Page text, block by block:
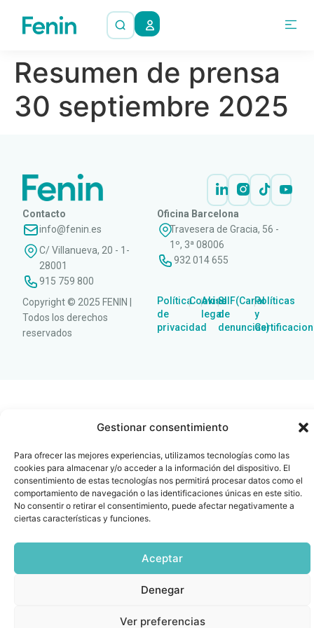
Gestionar consentimiento
Para ofrecer las mejores experiencias, utilizamos tecnologías como las
cookies para almacenar y/o acceder a la información del dispositivo. El
consentimiento de estas tecnologías nos permitirá procesar datos como el
comportamiento de navegación o las identificaciones únicas en este sitio.
No consentir o retirar el consentimiento, puede afectar negativamente a
ciertas características y funciones.
Aceptar
Denegar
Ver preferencias
Resumen de prensa
30 septiembre 2025
Contacto
info@fenin.es
C/ Villanueva, 20 - 1-
28001
915 759 800
Oficina Barcelona
Travesera de Gracia, 56 -
1º, 3ª 08006
932 014 655
Copyright © 2025 FENIN |
Todos los derechos
reservados
Política
de
privacidad
|Cookies
|Aviso
legal
|SIIF(Canal
de
denuncias)
|Políticas
y